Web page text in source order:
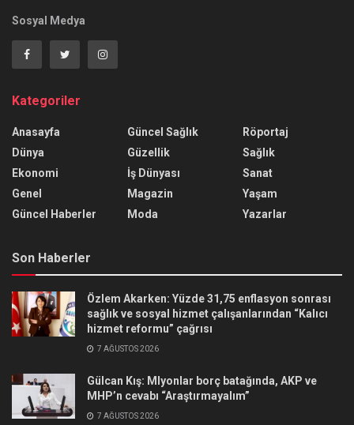
Sosyal Medya
Kategoriler
Anasayfa
Dünya
Ekonomi
Genel
Güncel Haberler
Güncel Sağlık
Güzellik
İş Dünyası
Magazin
Moda
Röportaj
Sağlık
Sanat
Yaşam
Yazarlar
Son Haberler
Özlem Akarken: Yüzde 31,75 enflasyon sonrası
sağlık ve sosyal hizmet çalışanlarından “Kalıcı
hizmet reformu” çağrısı
7 AĞUSTOS 2026
Gülcan Kış: Mlyonlar borç batağında, AKP ve
MHP’n cevabı “Araştırmayalım”
7 AĞUSTOS 2026